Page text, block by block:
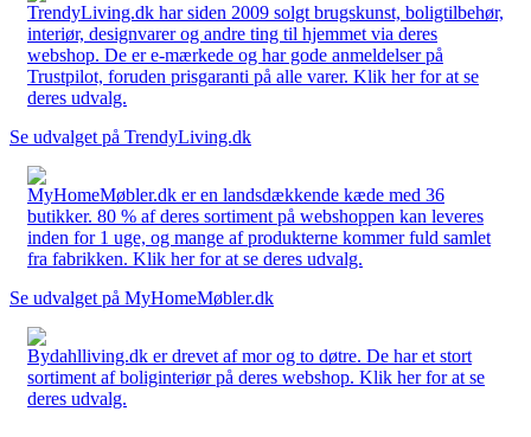
TrendyLiving.dk har siden 2009 solgt brugskunst, boligtilbehør,
interiør, designvarer og andre ting til hjemmet via deres
webshop. De er e-mærkede og har gode anmeldelser på
Trustpilot, foruden prisgaranti på alle varer. Klik her for at se
deres udvalg.
Se udvalget på TrendyLiving.dk
MyHomeMøbler.dk er en landsdækkende kæde med 36
butikker. 80 % af deres sortiment på webshoppen kan leveres
inden for 1 uge, og mange af produkterne kommer fuld samlet
fra fabrikken. Klik her for at se deres udvalg.
Se udvalget på MyHomeMøbler.dk
Bydahlliving.dk er drevet af mor og to døtre. De har et stort
sortiment af boliginteriør på deres webshop. Klik her for at se
deres udvalg.